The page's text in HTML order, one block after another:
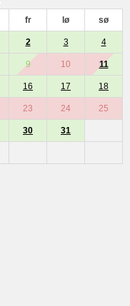
fr lø sø
2 3 4
9 10 11
16 17 18
23 24 25
30 31